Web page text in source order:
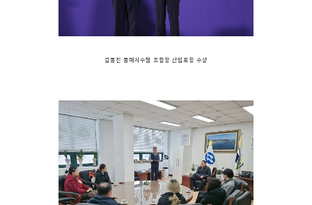
김동진 동해시수협 조합장 산업포장 수상